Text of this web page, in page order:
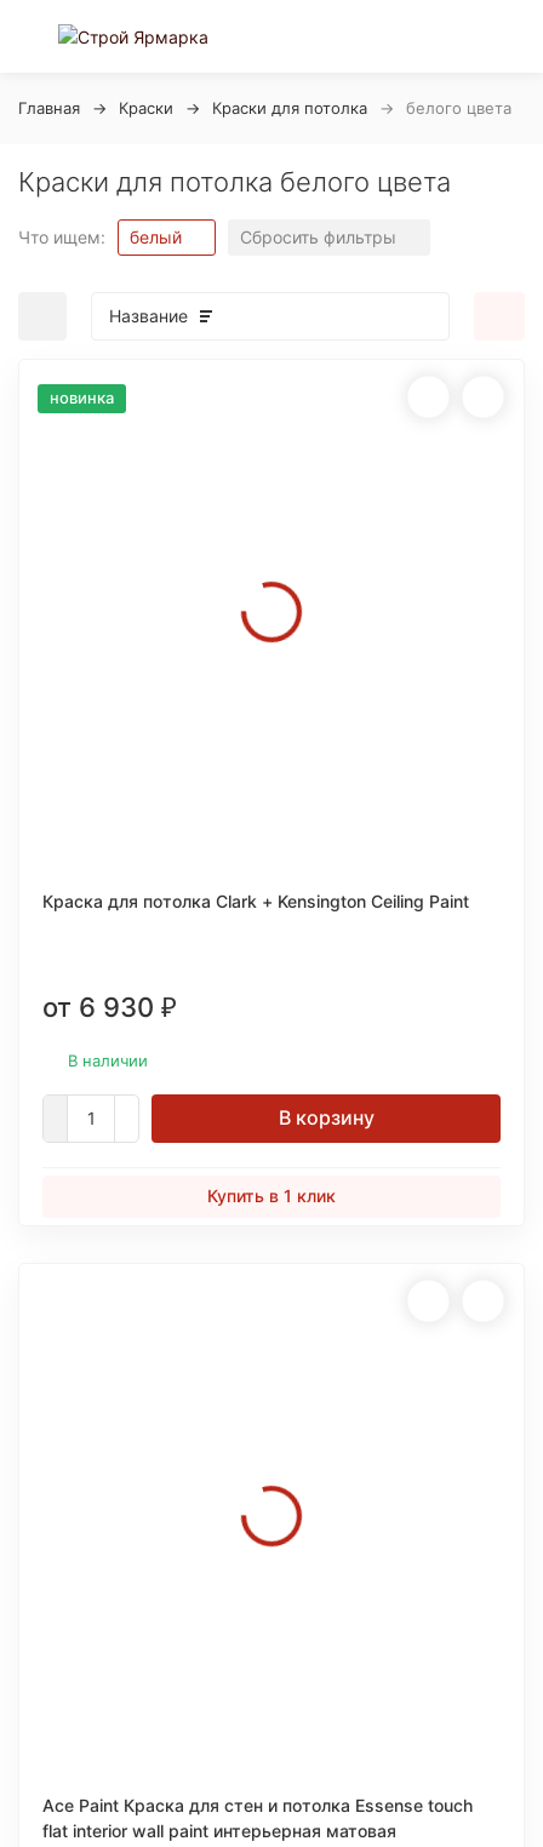
Главная Краски Краски для потолка белого цвета
Краски для потолка белого цвета
Что ищем: белый Сбросить фильтры
Название
новинка
Краска для потолка Clark + Kensington Ceiling Paint
от 6 930 ₽
В наличии
В корзину
Купить в 1 клик
Ace Paint Краска для стен и потолка Essense touch
flat interior wall paint интерьерная матовая